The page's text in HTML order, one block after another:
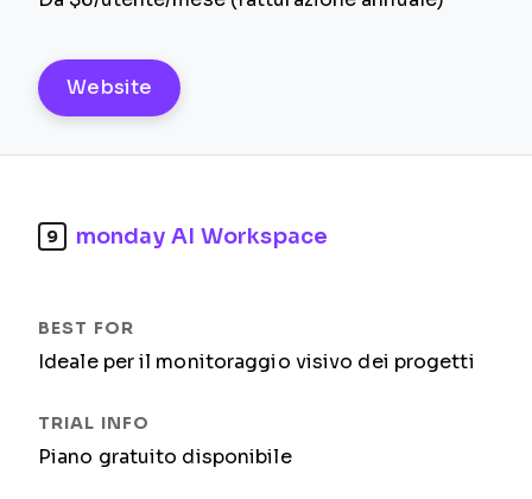
Website
9 monday AI Workspace
Ideale per il monitoraggio visivo dei progetti
Piano gratuito disponibile